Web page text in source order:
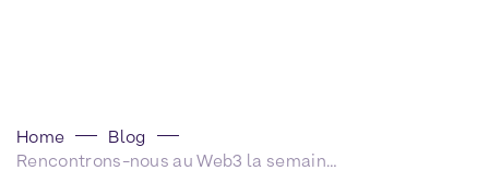
Home
Blog
Rencontrons-nous au Web3 la semaine prochaine !